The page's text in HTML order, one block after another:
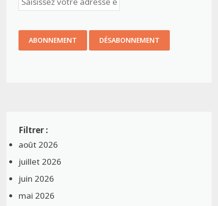
août 2026
juillet 2026
juin 2026
mai 2026